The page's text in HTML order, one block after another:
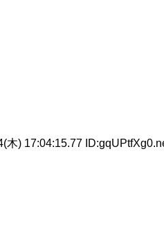
木) 17:04:15.77